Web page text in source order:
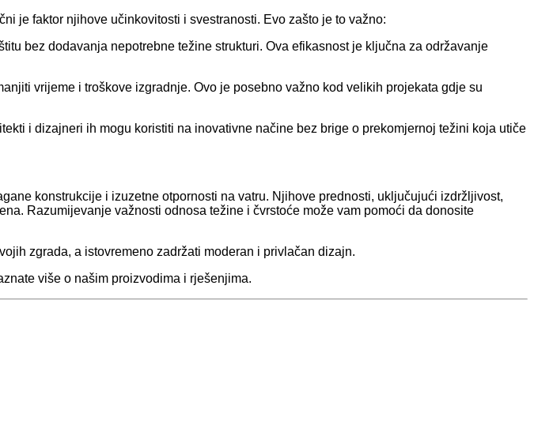
je faktor njihove učinkovitosti i svestranosti. Evo zašto je to važno:
bez dodavanja nepotrebne težine strukturi. Ova efikasnost je ključna za održavanje
vrijeme i troškove izgradnje. Ovo je posebno važno kod velikih projekata gdje su
i dizajneri ih mogu koristiti na inovativne načine bez brige o prekomjernoj težini koja utiče
konstrukcije i izuzetne otpornosti na vatru. Njihove prednosti, uključujući izdržljivost,
Razumijevanje važnosti odnosa težine i čvrstoće može vam pomoći da donosite
zgrada, a istovremeno zadržati moderan i privlačan dizajn.
više o našim proizvodima i rješenjima.